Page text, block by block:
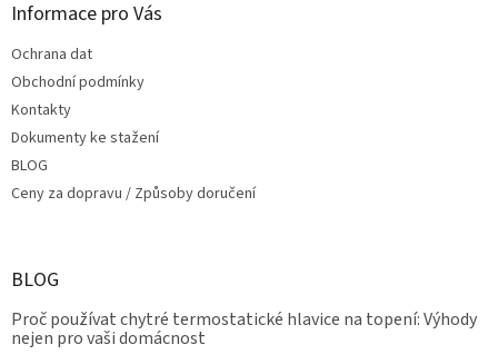
Informace pro Vás
Ochrana dat
Obchodní podmínky
Kontakty
Dokumenty ke stažení
BLOG
Ceny za dopravu / Způsoby doručení
BLOG
Proč používat chytré termostatické hlavice na topení: Výhody
nejen pro vaši domácnost